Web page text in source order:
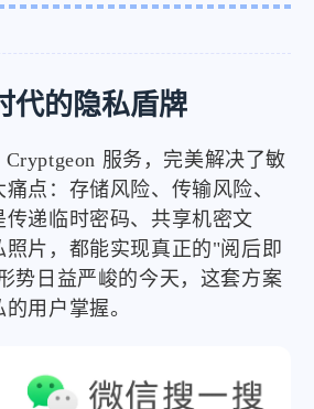
代的隐私盾牌
服务，完美解决了敏
点：存储风险、传输风险、
传递临时密码、共享机密文
照片，都能实现真正的"阅后即
势日益严峻的今天，这套方案
用户掌握。